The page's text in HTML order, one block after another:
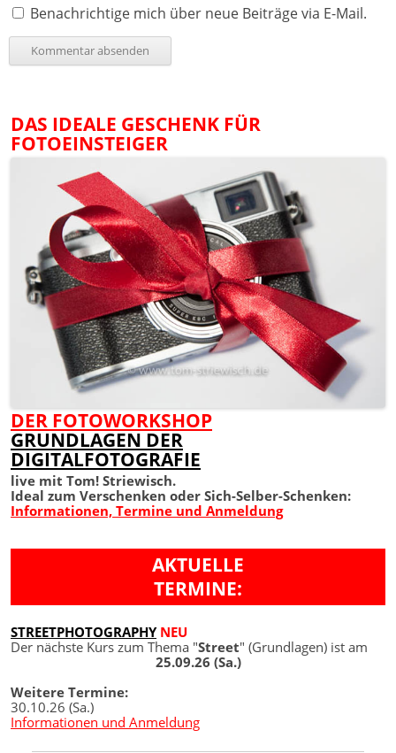
Benachrichtige mich über neue Beiträge via E-Mail.
DAS IDEALE GESCHENK FÜR
FOTOEINSTEIGER
DER FOTOWORKSHOP
GRUNDLAGEN DER
DIGITALFOTOGRAFIE
live mit Tom! Striewisch.
Ideal zum Verschenken oder Sich-Selber-Schenken:
Informationen, Termine und Anmeldung
AKTUELLE
TERMINE:
STREETPHOTOGRAPHY NEU
Der nächste Kurs zum Thema "Street" (Grundlagen) ist am
25.09.26 (Sa.)
Weitere Termine:
30.10.26 (Sa.)
Informationen und Anmeldung